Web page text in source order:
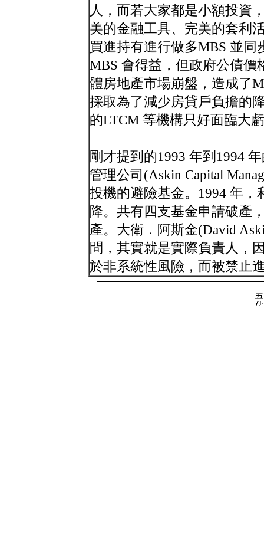
人，而若大家都是小額投資
美的金融工具、完美的套利
買進持有進行做多MBS 並
MBS 會得益，但政府公債
體房地產市場崩盤，造成了
採取為了減少房貸戶負擔的
的LTCM 等機構只好面臨大
剛才提到的1993 年到1994
管理公司(Askin Capital
投機的避險基金。1994 年
降。共有四支基金申請破產
產。大衛．阿斯金(David
問，其實就是實際負責人，
於非系統性風險，而被禁止